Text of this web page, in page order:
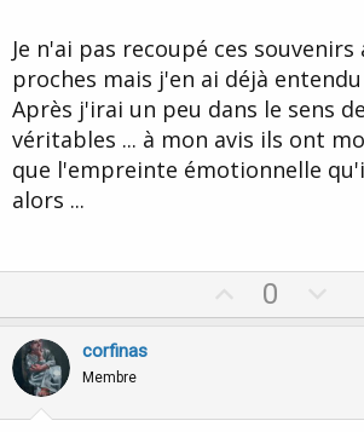
Ce genre de chose vous est il déjà arrivé ?
Je n'ai pas recoupé ces souvenirs
proches mais j'en ai déjà
Après j'irai un peu dans le sens
véritables ... à mon avis ils ont
que l'empreinte émotionnelle
alors ...
p
0
o
corfinas
Membre